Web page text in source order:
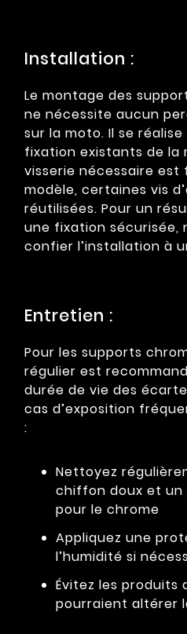
Installation :
Le montage des
ne nécessite aucun
sur la moto. Il se
fixation existants de la
visserie nécessaire est
modèle, certaines vis
réutilisées. Pour un
une fixation sécurisée,
confier l’installation à
Entretien :
Pour les supports
régulier est
durée de vie des
cas d’exposition
:
Nettoyez
chiffon doux et
pour le chrome
Appliquez une
l’humidité si
Évitez les produits
pourraient altérer